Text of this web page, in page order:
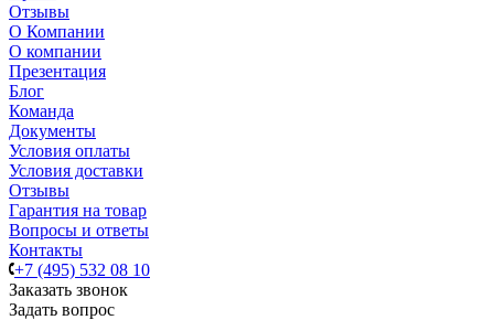
Отзывы
О Компании
О компании
Презентация
Блог
Команда
Документы
Условия оплаты
Условия доставки
Отзывы
Гарантия на товар
Вопросы и ответы
Контакты
+7 (495) 532 08 10
Заказать звонок
Задать вопрос